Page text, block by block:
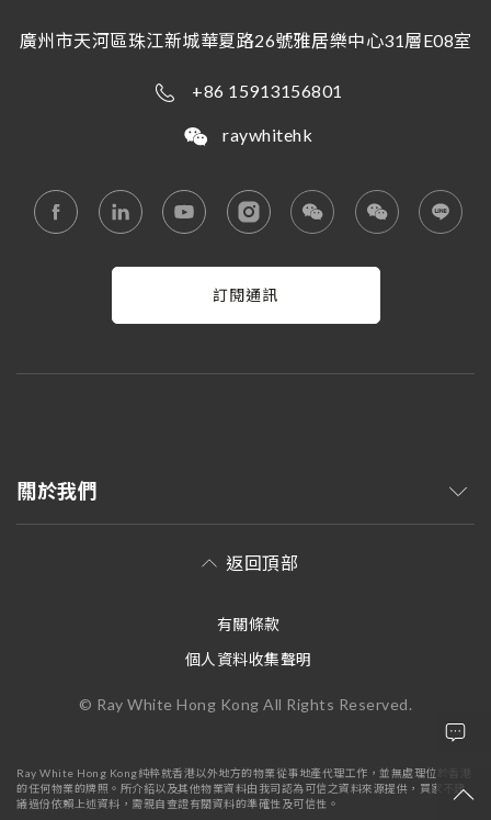
廣州市天河區珠江新城華夏路26號雅居樂中心31層E08室
+86 15913156801
raywhitehk
訂閱通訊
關於我們
返回頂部
有關條款
個人資料收集聲明
© Ray White Hong Kong All Rights Reserved.
Ray White Hong Kong純粹就香港以外地方的物業從事地產代理工作，並無處理位於香港
的任何物業的牌照。所介紹以及其他物業資料由我司認為可信之資料來源提供，買家不建
議過份依賴上述資料，需親自查證有關資料的準確性及可信性。